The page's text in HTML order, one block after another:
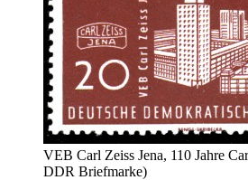
VEB Carl Zeiss Jena, 110 Jahre
DDR Briefmarke)